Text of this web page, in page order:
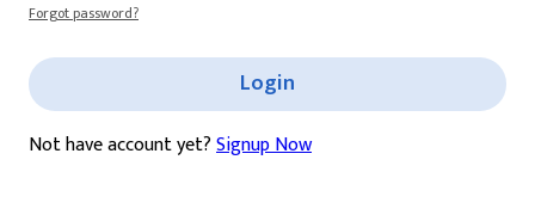
Forgot password?
Login
Not have account yet?Signup Now